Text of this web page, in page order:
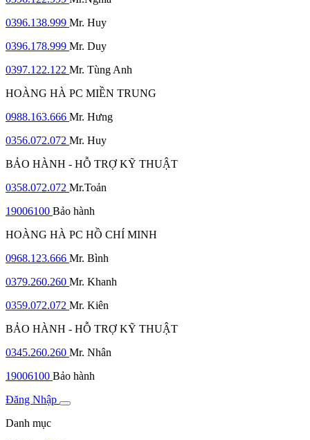
0396.138.999 Mr. Huy
0396.178.999 Mr. Duy
0397.122.122 Mr. Tùng Anh
HOÀNG HÀ PC MIỀN TRUNG
0988.163.666 Mr. Hưng
0356.072.072 Mr. Huy
BẢO HÀNH - HỖ TRỢ KỸ THUẬT
0358.072.072 Mr.Toản
19006100 Bảo hành
HOÀNG HÀ PC HỒ CHÍ MINH
0968.123.666 Mr. Bình
0379.260.260 Mr. Khanh
0359.072.072 Mr. Kiên
BẢO HÀNH - HỖ TRỢ KỸ THUẬT
0345.260.260 Mr. Nhân
19006100 Bảo hành
Đăng Nhập
Danh mục